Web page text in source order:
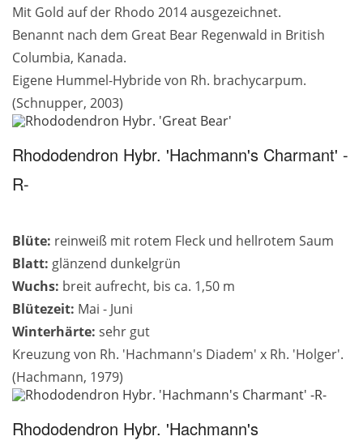
Mit Gold auf der Rhodo 2014 ausgezeichnet.
Benannt nach dem Great Bear Regenwald in British
Columbia, Kanada.
Eigene Hummel-Hybride von Rh. brachycarpum.
(Schnupper, 2003)
Rhododendron Hybr. 'Hachmann's Charmant' -
R-
Blüte: reinweiß mit rotem Fleck und hellrotem Saum
Blatt: glänzend dunkelgrün
Wuchs: breit aufrecht, bis ca. 1,50 m
Blütezeit: Mai - Juni
Winterhärte: sehr gut
Kreuzung von Rh. 'Hachmann's Diadem' x Rh. 'Holger'.
(Hachmann, 1979)
Rhododendron Hybr. 'Hachmann's